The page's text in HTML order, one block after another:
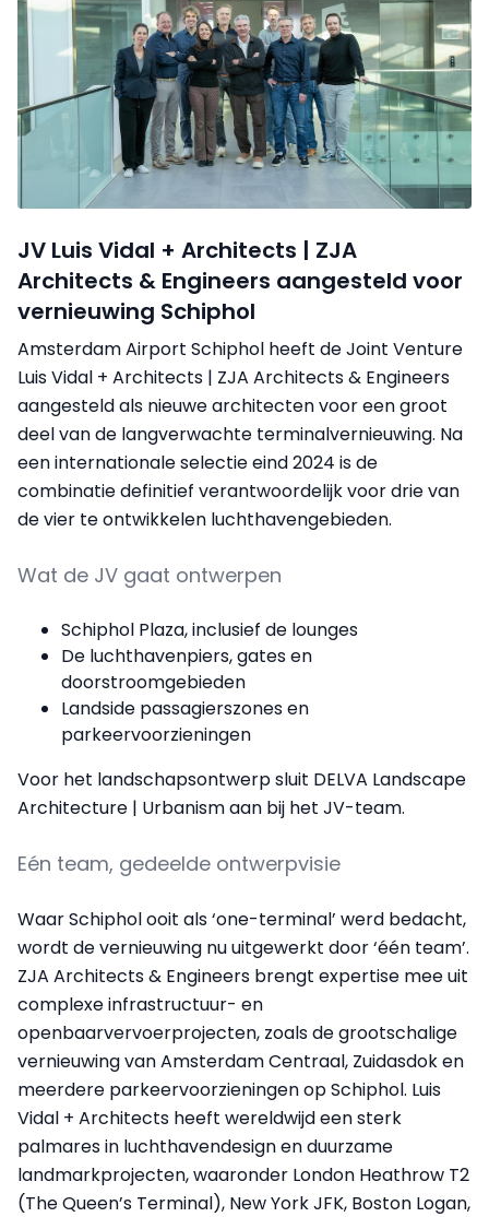
JV Luis Vidal + Architects | ZJA
Architects & Engineers aangesteld voor
vernieuwing Schiphol
Amsterdam Airport Schiphol heeft de Joint Venture
Luis Vidal + Architects | ZJA Architects & Engineers
aangesteld als nieuwe architecten voor een groot
deel van de langverwachte terminalvernieuwing. Na
een internationale selectie eind 2024 is de
combinatie definitief verantwoordelijk voor drie van
de vier te ontwikkelen luchthavengebieden.
Wat de JV gaat ontwerpen
Schiphol Plaza, inclusief de lounges
De luchthavenpiers, gates en
doorstroomgebieden
Landside passagierszones en
parkeervoorzieningen
Voor het landschapsontwerp sluit DELVA Landscape
Architecture | Urbanism aan bij het JV-team.
Eén team, gedeelde ontwerpvisie
Waar Schiphol ooit als ‘one-terminal’ werd bedacht,
wordt de vernieuwing nu uitgewerkt door ‘één team’.
ZJA Architects & Engineers brengt expertise mee uit
complexe infrastructuur- en
openbaarvervoerprojecten, zoals de grootschalige
vernieuwing van Amsterdam Centraal, Zuidasdok en
meerdere parkeervoorzieningen op Schiphol. Luis
Vidal + Architects heeft wereldwijd een sterk
palmares in luchthavendesign en duurzame
landmarkprojecten, waaronder London Heathrow T2
(The Queen’s Terminal), New York JFK, Boston Logan,